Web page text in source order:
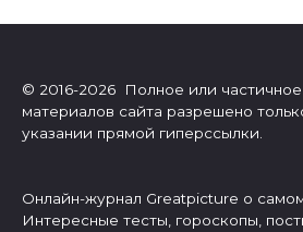
© 2016-2026 Полное или частичное
материалов сайта разрешено
указании прямой гиперссылки.
Онлайн-журнал Greatpicture о
Интересные тесты, гороскопы,